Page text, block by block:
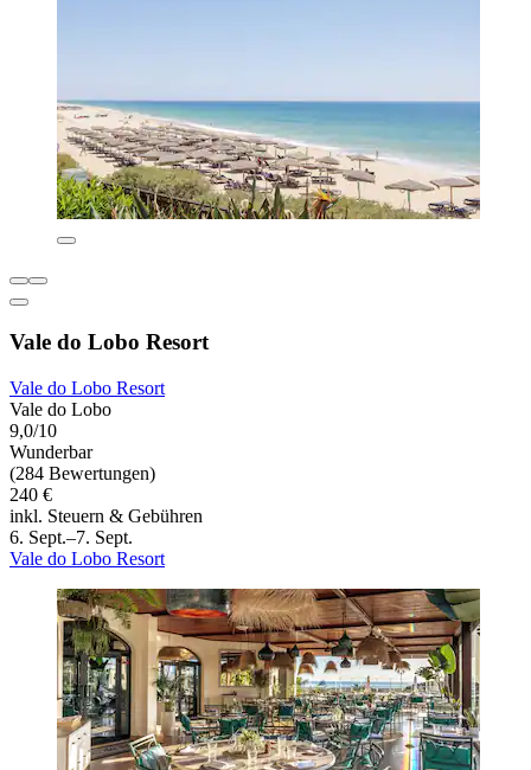
Vale do Lobo Resort
Vale do Lobo Resort
Vale do Lobo
9,0/10
Wunderbar
(284 Bewertungen)
240 €
inkl. Steuern & Gebühren
6. Sept.–7. Sept.
Vale do Lobo Resort